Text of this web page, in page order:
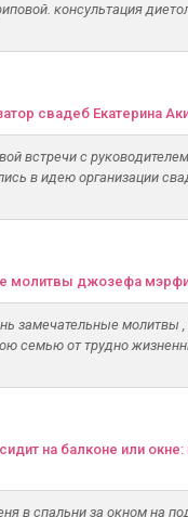
консультация
свадеб Екатерина
встречи с
в идею организации
молитвы джозефа
замечательные молитвы
семью от трудно
на балконе или
в спальни за окном на